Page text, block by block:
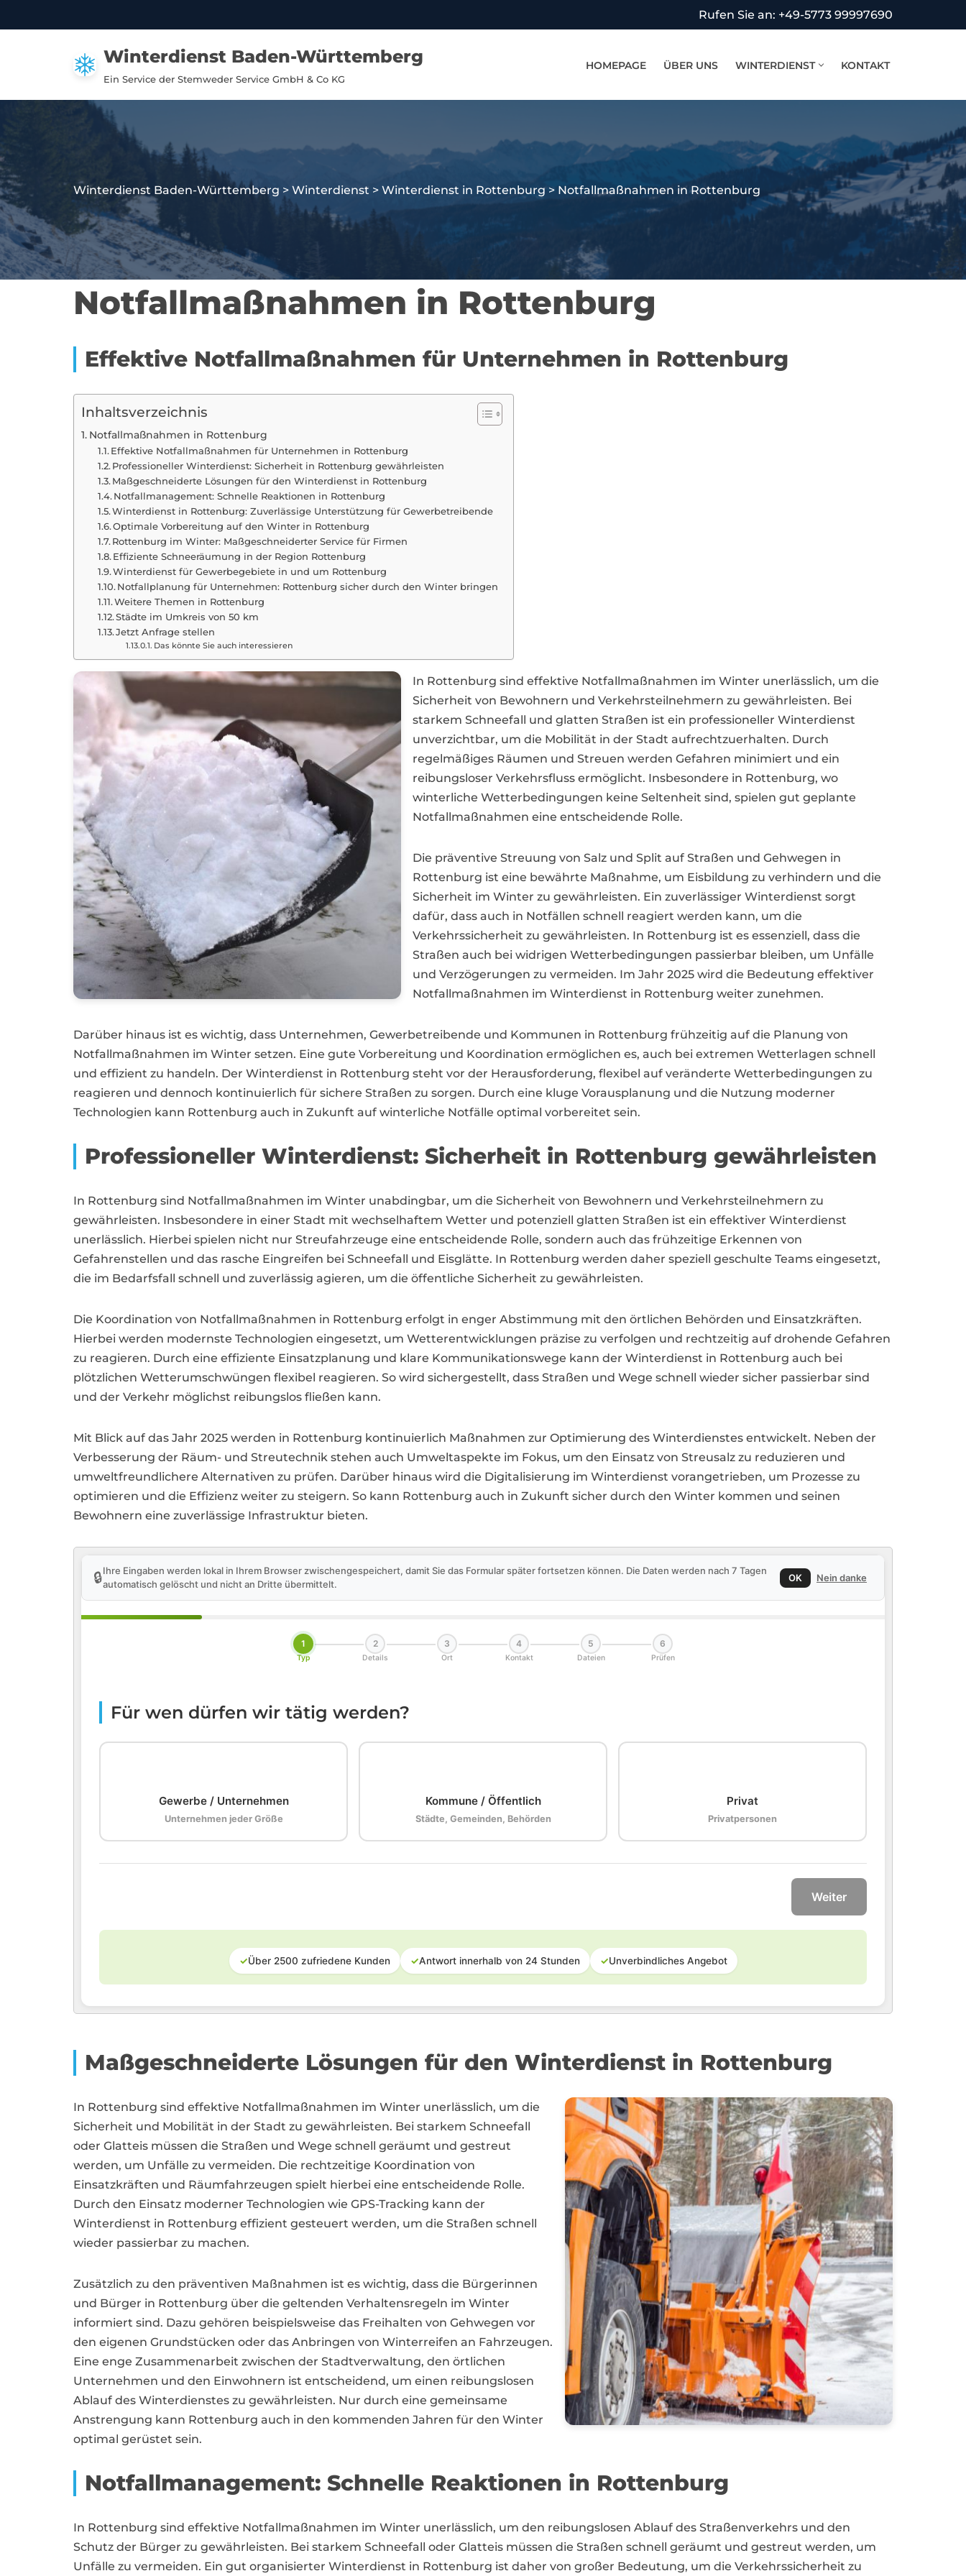
Rufen Sie an: +49-5773 99997690
Winterdienst Baden-Württemberg
Ein Service der Stemweder Service GmbH & Co KG
HOMEPAGE ÜBER UNS WINTERDIENST KONTAKT
Winterdienst Baden-Württemberg > Winterdienst > Winterdienst in Rottenburg > Notfallmaßnahmen in Rottenburg
Notfallmaßnahmen in Rottenburg
Effektive Notfallmaßnahmen für Unternehmen in Rottenburg
Inhaltsverzeichnis
Notfallmaßnahmen in Rottenburg
Effektive Notfallmaßnahmen für Unternehmen in Rottenburg
Professioneller Winterdienst: Sicherheit in Rottenburg gewährleisten
Maßgeschneiderte Lösungen für den Winterdienst in Rottenburg
Notfallmanagement: Schnelle Reaktionen in Rottenburg
Winterdienst in Rottenburg: Zuverlässige Unterstützung für Gewerbetreibende
Optimale Vorbereitung auf den Winter in Rottenburg
Rottenburg im Winter: Maßgeschneiderter Service für Firmen
Effiziente Schneeräumung in der Region Rottenburg
Winterdienst für Gewerbegebiete in und um Rottenburg
Notfallplanung für Unternehmen: Rottenburg sicher durch den Winter bringen
Weitere Themen in Rottenburg
Städte im Umkreis von 50 km
Jetzt Anfrage stellen
Das könnte Sie auch interessieren
In Rottenburg sind effektive Notfallmaßnahmen im Winter unerlässlich, um die
Sicherheit von Bewohnern und Verkehrsteilnehmern zu gewährleisten. Bei
starkem Schneefall und glatten Straßen ist ein professioneller Winterdienst
unverzichtbar, um die Mobilität in der Stadt aufrechtzuerhalten. Durch
regelmäßiges Räumen und Streuen werden Gefahren minimiert und ein
reibungsloser Verkehrsfluss ermöglicht. Insbesondere in Rottenburg, wo
winterliche Wetterbedingungen keine Seltenheit sind, spielen gut geplante
Notfallmaßnahmen eine entscheidende Rolle.
Die präventive Streuung von Salz und Split auf Straßen und Gehwegen in
Rottenburg ist eine bewährte Maßnahme, um Eisbildung zu verhindern und die
Sicherheit im Winter zu gewährleisten. Ein zuverlässiger Winterdienst sorgt
dafür, dass auch in Notfällen schnell reagiert werden kann, um die
Verkehrssicherheit zu gewährleisten. In Rottenburg ist es essenziell, dass die
Straßen auch bei widrigen Wetterbedingungen passierbar bleiben, um Unfälle
und Verzögerungen zu vermeiden. Im Jahr 2025 wird die Bedeutung effektiver
Notfallmaßnahmen im Winterdienst in Rottenburg weiter zunehmen.
Darüber hinaus ist es wichtig, dass Unternehmen, Gewerbetreibende und Kommunen in Rottenburg frühzeitig auf die Planung von
Notfallmaßnahmen im Winter setzen. Eine gute Vorbereitung und Koordination ermöglichen es, auch bei extremen Wetterlagen schnell
und effizient zu handeln. Der Winterdienst in Rottenburg steht vor der Herausforderung, flexibel auf veränderte Wetterbedingungen zu
reagieren und dennoch kontinuierlich für sichere Straßen zu sorgen. Durch eine kluge Vorausplanung und die Nutzung moderner
Technologien kann Rottenburg auch in Zukunft auf winterliche Notfälle optimal vorbereitet sein.
Professioneller Winterdienst: Sicherheit in Rottenburg gewährleisten
In Rottenburg sind Notfallmaßnahmen im Winter unabdingbar, um die Sicherheit von Bewohnern und Verkehrsteilnehmern zu
gewährleisten. Insbesondere in einer Stadt mit wechselhaftem Wetter und potenziell glatten Straßen ist ein effektiver Winterdienst
unerlässlich. Hierbei spielen nicht nur Streufahrzeuge eine entscheidende Rolle, sondern auch das frühzeitige Erkennen von
Gefahrenstellen und das rasche Eingreifen bei Schneefall und Eisglätte. In Rottenburg werden daher speziell geschulte Teams eingesetzt,
die im Bedarfsfall schnell und zuverlässig agieren, um die öffentliche Sicherheit zu gewährleisten.
Die Koordination von Notfallmaßnahmen in Rottenburg erfolgt in enger Abstimmung mit den örtlichen Behörden und Einsatzkräften.
Hierbei werden modernste Technologien eingesetzt, um Wetterentwicklungen präzise zu verfolgen und rechtzeitig auf drohende Gefahren
zu reagieren. Durch eine effiziente Einsatzplanung und klare Kommunikationswege kann der Winterdienst in Rottenburg auch bei
plötzlichen Wetterumschwüngen flexibel reagieren. So wird sichergestellt, dass Straßen und Wege schnell wieder sicher passierbar sind
und der Verkehr möglichst reibungslos fließen kann.
Mit Blick auf das Jahr 2025 werden in Rottenburg kontinuierlich Maßnahmen zur Optimierung des Winterdienstes entwickelt. Neben der
Verbesserung der Räum- und Streutechnik stehen auch Umweltaspekte im Fokus, um den Einsatz von Streusalz zu reduzieren und
umweltfreundlichere Alternativen zu prüfen. Darüber hinaus wird die Digitalisierung im Winterdienst vorangetrieben, um Prozesse zu
optimieren und die Effizienz weiter zu steigern. So kann Rottenburg auch in Zukunft sicher durch den Winter kommen und seinen
Bewohnern eine zuverlässige Infrastruktur bieten.
🔒Ihre Eingaben werden lokal in Ihrem Browser zwischengespeichert, damit Sie das Formular später fortsetzen können. Die Daten werden nach 7 Tagen
automatisch gelöscht und nicht an Dritte übermittelt.
OK Nein danke
1
Typ
2
Details
3
Ort
4
Kontakt
5
Dateien
6
Prüfen
Für wen dürfen wir tätig werden?
Gewerbe / Unternehmen
Unternehmen jeder Größe
Kommune / Öffentlich
Städte, Gemeinden, Behörden
Privat
Privatpersonen
Weiter
✓Über 2500 zufriedene Kunden ✓Antwort innerhalb von 24 Stunden ✓Unverbindliches Angebot
Maßgeschneiderte Lösungen für den Winterdienst in Rottenburg
In Rottenburg sind effektive Notfallmaßnahmen im Winter unerlässlich, um die
Sicherheit und Mobilität in der Stadt zu gewährleisten. Bei starkem Schneefall
oder Glatteis müssen die Straßen und Wege schnell geräumt und gestreut
werden, um Unfälle zu vermeiden. Die rechtzeitige Koordination von
Einsatzkräften und Räumfahrzeugen spielt hierbei eine entscheidende Rolle.
Durch den Einsatz moderner Technologien wie GPS-Tracking kann der
Winterdienst in Rottenburg effizient gesteuert werden, um die Straßen schnell
wieder passierbar zu machen.
Zusätzlich zu den präventiven Maßnahmen ist es wichtig, dass die Bürgerinnen
und Bürger in Rottenburg über die geltenden Verhaltensregeln im Winter
informiert sind. Dazu gehören beispielsweise das Freihalten von Gehwegen vor
den eigenen Grundstücken oder das Anbringen von Winterreifen an Fahrzeugen.
Eine enge Zusammenarbeit zwischen der Stadtverwaltung, den örtlichen
Unternehmen und den Einwohnern ist entscheidend, um einen reibungslosen
Ablauf des Winterdienstes zu gewährleisten. Nur durch eine gemeinsame
Anstrengung kann Rottenburg auch in den kommenden Jahren für den Winter
optimal gerüstet sein.
Notfallmanagement: Schnelle Reaktionen in Rottenburg
In Rottenburg sind effektive Notfallmaßnahmen im Winter unerlässlich, um den reibungslosen Ablauf des Straßenverkehrs und den
Schutz der Bürger zu gewährleisten. Bei starkem Schneefall oder Glatteis müssen die Straßen schnell geräumt und gestreut werden, um
Unfälle zu vermeiden. Ein gut organisierter Winterdienst in Rottenburg ist daher von großer Bedeutung, um die Verkehrssicherheit zu